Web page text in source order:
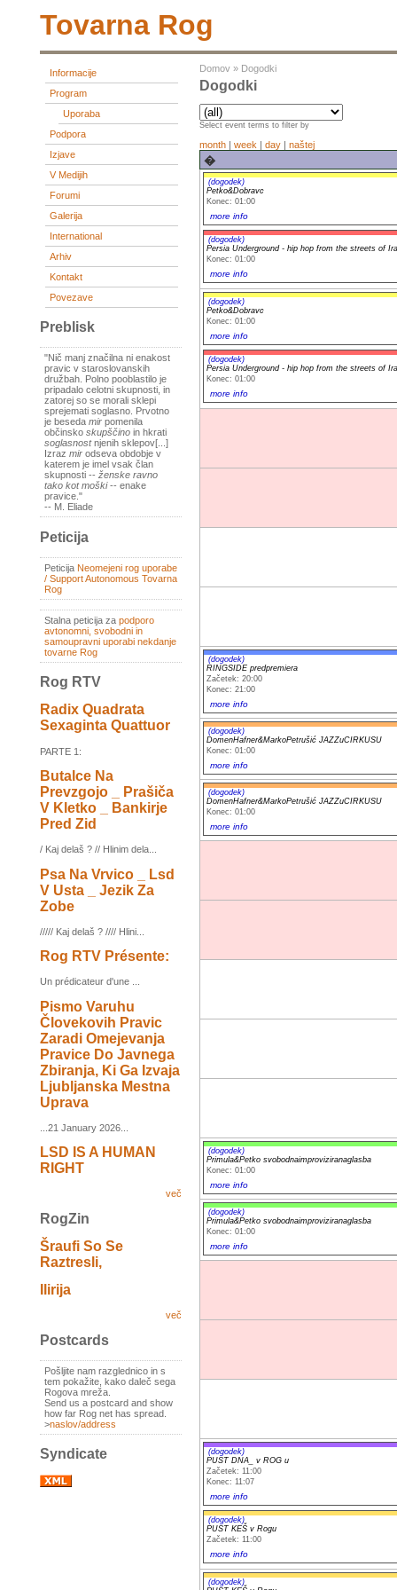
Tovarna Rog
Informacije
Program
Uporaba
Podpora
Izjave
V Medijih
Forumi
Galerija
International
Arhiv
Kontakt
Povezave
Preblisk
"Nič manj značilna ni enakost
pravic v staroslovanskih
družbah. Polno pooblastilo je
pripadalo celotni skupnosti, in
zatorej so se morali sklepi
sprejemati soglasno. Prvotno
je beseda mir pomenila
občinsko skupščino in hkrati
soglasnostnjenih sklepov[...]
Izraz mir odseva obdobje v
katerem je imel vsak član
skupnosti -- ženske ravno
tako kot moški-- enake
pravice."
-- M. Eliade
Peticija
Peticija Neomejeni rog uporabe
/ Support Autonomous Tovarna
Rog
Stalna peticija za podporo
avtonomni, svobodni in
samoupravni uporabi nekdanje
tovarne Rog
Rog RTV
Radix Quadrata
Sexaginta Quattuor
PARTE 1:
Butalce Na
Prevzgojo _ Prašiča
V Kletko _ Bankirje
Pred Zid
/ Kaj delaš ? // Hlinim dela...
Psa Na Vrvico _ Lsd
V Usta _ Jezik Za
Zobe
///// Kaj delaš ? //// Hlini...
Rog RTV Présente:
Un prédicateur d'une ...
Pismo Varuhu
Človekovih Pravic
Zaradi Omejevanja
Pravice Do Javnega
Zbiranja, Ki Ga Izvaja
Ljubljanska Mestna
Uprava
...21 January 2026...
LSD IS A HUMAN
RIGHT
več
RogZin
Šraufi So Se
Raztresli,
Ilirija
več
Postcards
Pošljite nam razglednico in s
tem pokažite, kako daleč sega
Rogova mreža.
Send us a postcard and show
how far Rog net has spread.
>naslov/address
Syndicate
Domov » Dogodki
Dogodki
Select event terms to filter by
month | week | day | naštej
�
(dogodek)
Petko&Dobravc
Konec: 01:00
more info
(dogodek)
Persia Underground - hip hop from the streets of
Konec: 01:00
more info
(dogodek)
Petko&Dobravc
Konec: 01:00
more info
(dogodek)
Persia Underground - hip hop from the streets of
Konec: 01:00
more info
(dogodek)
RINGSIDE predpremiera
Začetek: 20:00
Konec: 21:00
more info
(dogodek)
DomenHafner&MarkoPetrušić JAZZuCIRKUSU
Konec: 01:00
more info
(dogodek)
DomenHafner&MarkoPetrušić JAZZuCIRKUSU
Konec: 01:00
more info
(dogodek)
Primula&Petko svobodnaimproviziranaglasba
Konec: 01:00
more info
(dogodek)
Primula&Petko svobodnaimproviziranaglasba
Konec: 01:00
more info
(dogodek)
PUST DNA_ v ROG u
Začetek: 11:00
Konec: 11:07
more info
(dogodek)
PUST KEŠ v Rogu
Začetek: 11:00
more info
(dogodek)